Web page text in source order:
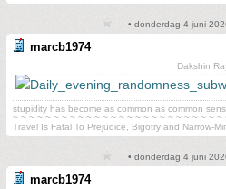
• donderdag 4 juni
marcb1974
Dakshin
stupidity has become as common as common
~ ~ ~ ~ ~ ~ ~ ~ ~ ~ ~ ~ ~ ~ ~ ~ ~ ~ ~ ~ ~ ~ ~ ~ ~ ~
Travel Is Fatal To Prejudice, Bigotry and Narrow-
• donderdag 4 juni
marcb1974